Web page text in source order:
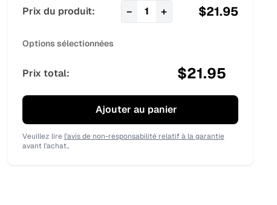
Prix du produit: − 1 + $21.95
Options sélectionnées
Prix total: $21.95
Ajouter au panier
Veuillez lire l'avis de non-responsabilité relatif à la garantie
avant l'achat..